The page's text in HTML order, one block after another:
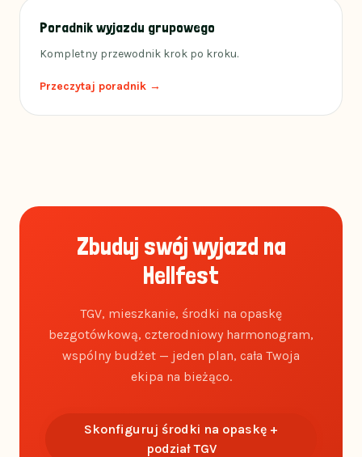
Poradnik wyjazdu grupowego
Kompletny przewodnik krok po kroku.
Przeczytaj poradnik →
Zbuduj swój wyjazd na
Hellfest
TGV, mieszkanie, środki na opaskę
bezgotówkową, czterodniowy harmonogram,
wspólny budżet — jeden plan, cała Twoja
ekipa na bieżąco.
Skonfiguruj środki na opaskę +
podział TGV